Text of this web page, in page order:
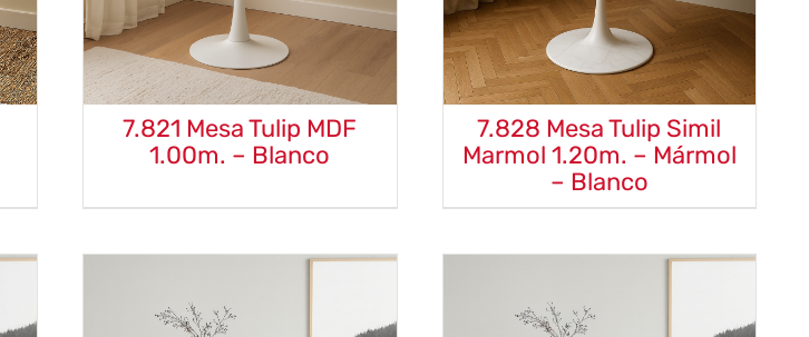
7.821 Mesa Tulip MDF
1.00m. – Blanco
7.828 Mesa Tulip Simil
Marmol 1.20m. – Mármol
– Blanco